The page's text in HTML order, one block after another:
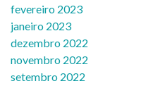
fevereiro 2023
janeiro 2023
dezembro 2022
novembro 2022
setembro 2022